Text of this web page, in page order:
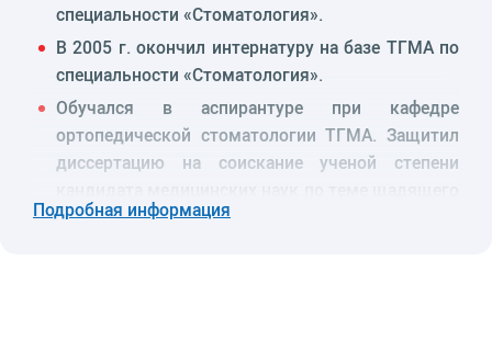
специальности «Стоматология».
В 2005 г. окончил интернатуру на базе ТГМА по
специальности «Стоматология».
Обучался в аспирантуре при кафедре
ортопедической стоматологии ТГМА. Защитил
диссертацию на соискание ученой степени
протезирования дефектов зубных рядов.
Подробная информация